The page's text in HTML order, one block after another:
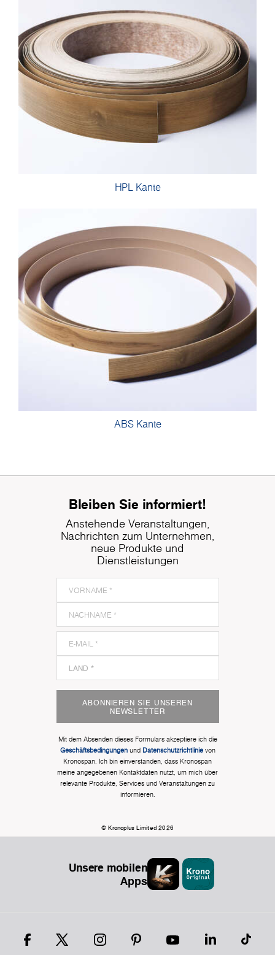
HPL Kante
ABS Kante
Bleiben Sie informiert!
Anstehende Veranstaltungen,
Nachrichten zum Unternehmen,
neue Produkte und
Dienstleistungen
ABONNIEREN SIE UNSEREN
NEWSLETTER
Mit dem Absenden dieses Formulars akzeptiere ich die
Geschäftsbedingungenund Datenschutzrichtlinievon
Kronospan. Ich bin einverstanden, dass Kronospan
meine angegebenen Kontaktdaten nutzt, um mich über
relevante Produkte, Services und Veranstaltungen zu
informieren.
© Kronoplus Limited 2026
Unsere mobilen
Apps